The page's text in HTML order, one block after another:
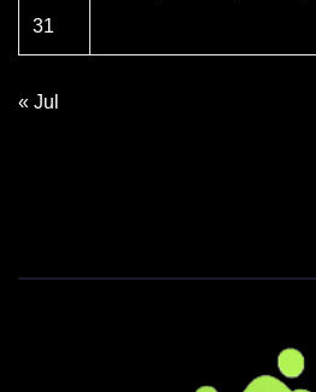
31
« Jul